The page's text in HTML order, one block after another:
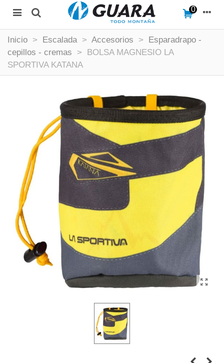
0
Inicio > Escalada > Accesorios >
Esparadrapo -
cepillos - cremas
>
BOLSA MAGNESIO LA
SPORTIVA KATANA